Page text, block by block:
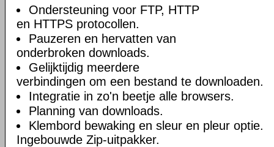
Ondersteuning voor FTP, HTTP
en HTTPS protocollen.
Pauzeren en hervatten van
onderbroken downloads.
Gelijktijdig meerdere
verbindingen om een bestand te downloaden.
Integratie in zo'n beetje alle browsers.
Planning van downloads.
Klembord bewaking en sleur en pleur optie.
Ingebouwde Zip-uitpakker.